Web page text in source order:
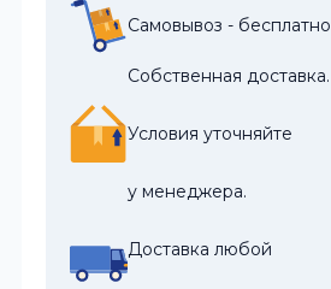
Самовывоз - бесплатно
Собственная доставка.
Условия уточняйте
у менеджера.
Доставка любой